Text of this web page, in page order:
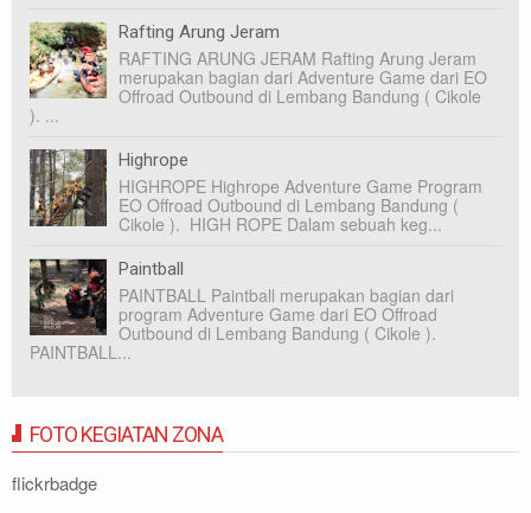
Rafting Arung Jeram
RAFTING ARUNG JERAM Rafting Arung Jeram
merupakan bagian dari Adventure Game dari EO
Offroad Outbound di Lembang Bandung ( Cikole
). ...
Highrope
HIGHROPE Highrope Adventure Game Program
EO Offroad Outbound di Lembang Bandung (
Cikole ). HIGH ROPE Dalam sebuah keg...
Paintball
PAINTBALL Paintball merupakan bagian dari
program Adventure Game dari EO Offroad
Outbound di Lembang Bandung ( Cikole ).
PAINTBALL...
FOTO KEGIATAN ZONA
flickrbadge